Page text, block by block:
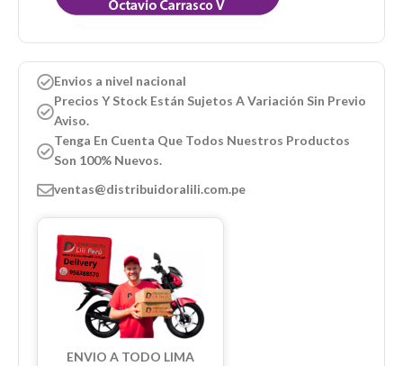
Envios a nivel nacional
Precios Y Stock Están Sujetos A Variación Sin Previo
Aviso.
Tenga En Cuenta Que Todos Nuestros Productos
Son 100% Nuevos.
ventas@distribuidoralili.com.pe
ENVIO A TODO LIMA